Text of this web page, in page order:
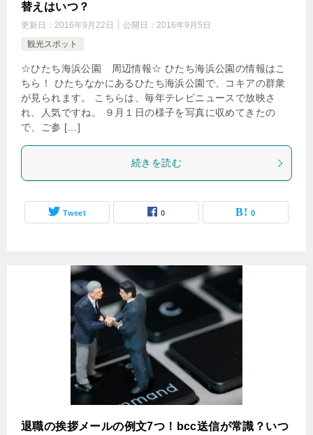
替えはいつ？
更新日： 2016年9月22日 公開日： 2016年9月5日
観光スポット
☆ひたち海浜公園 周辺情報☆ ひたち海浜公園の情報はこ
ちら！ ひたちなかにあるひたち海浜公園で、コキアの群衆
が見られます。 こちらは、毎年テレビニュースで放映さ
れ、人気ですね。 ９月１日の様子を写真に収めてきたの
で、ご参 […]
続きを読む
Tweet 0 0
退職の挨拶メールの例文7つ！bcc送信が常識？いつ